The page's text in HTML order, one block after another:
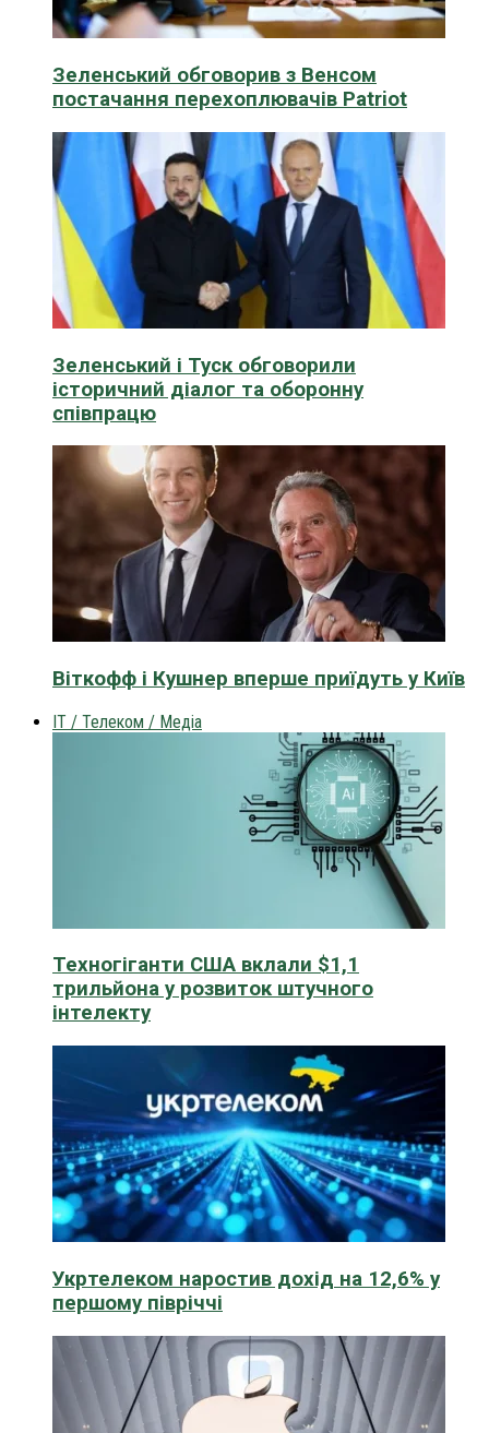
Зеленський обговорив з Венсом
постачання перехоплювачів Patriot
Зеленський і Туск обговорили
історичний діалог та оборонну
співпрацю
Віткофф і Кушнер вперше приїдуть у Київ
IT / Телеком / Медіа
Техногіганти США вклали $1,1
трильйона у розвиток штучного
інтелекту
Укртелеком наростив дохід на 12,6% у
першому півріччі